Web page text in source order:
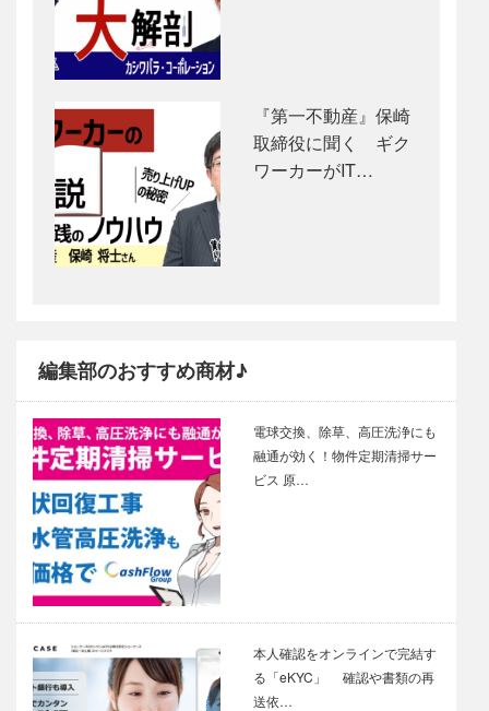
『第一不動産』保崎
取締役に聞く ギク
ワーカーがIT…
編集部のおすすめ商材♪
電球交換、除草、高圧洗浄にも
融通が効く！物件定期清掃サー
ビス 原…
本人確認をオンラインで完結す
る「eKYC」 確認や書類の再
送依…